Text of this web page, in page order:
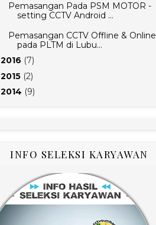
Pemasangan Pada PSM MOTOR -
setting CCTV Android ...
Pemasangan CCTV Offline & Online
pada PLTM di Lubu...
2016 (7)
2015 (2)
2014 (9)
INFO SELEKSI KARYAWAN